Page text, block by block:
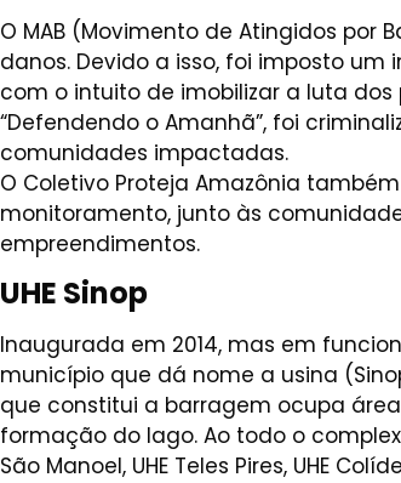
O MAB (Movimento de Atingidos
danos. Devido a isso, foi imposto
com o intuito de imobilizar a luta
“Defendendo o Amanhã”, foi
comunidades impactadas.
O Coletivo Proteja Amazônia
monitoramento, junto às
empreendimentos.
UHE Sinop
Inaugurada em 2014, mas em
município que dá nome a usina
que constitui a barragem ocupa
formação do lago. Ao todo o
São Manoel, UHE Teles Pires, UHE